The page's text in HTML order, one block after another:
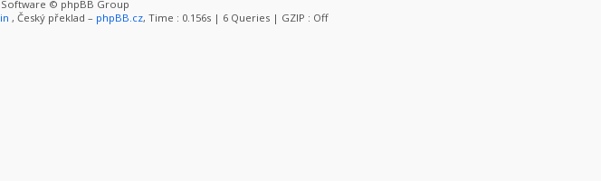
© phpBB Group
, Český překlad – phpBB.cz, Time : 0.156s | 6 Queries | GZIP : Off